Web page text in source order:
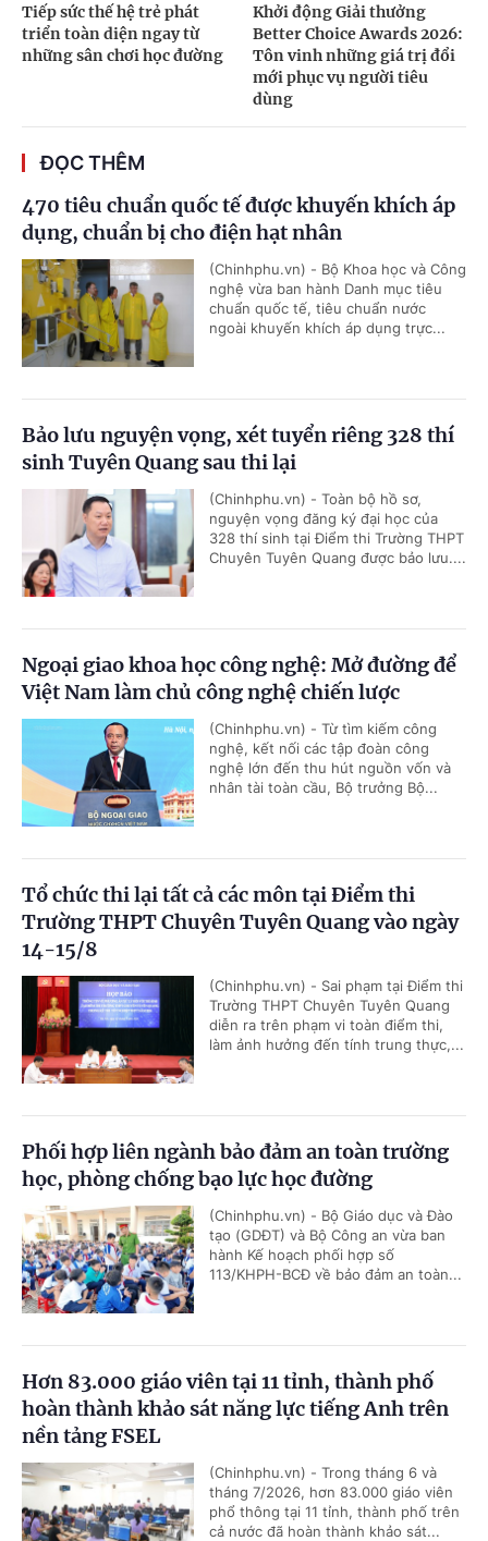
Tiếp sức thế hệ trẻ phát
triển toàn diện ngay từ
những sân chơi học đường
Khởi động Giải thưởng
Better Choice Awards 2026:
Tôn vinh những giá trị đổi
mới phục vụ người tiêu
dùng
ĐỌC THÊM
470 tiêu chuẩn quốc tế được khuyến khích áp
dụng, chuẩn bị cho điện hạt nhân
(Chinhphu.vn) - Bộ Khoa học và Công
nghệ vừa ban hành Danh mục tiêu
chuẩn quốc tế, tiêu chuẩn nước
ngoài khuyến khích áp dụng trực...
Bảo lưu nguyện vọng, xét tuyển riêng 328 thí
sinh Tuyên Quang sau thi lại
(Chinhphu.vn) - Toàn bộ hồ sơ,
nguyện vọng đăng ký đại học của
328 thí sinh tại Điểm thi Trường THPT
Chuyên Tuyên Quang được bảo lưu....
Ngoại giao khoa học công nghệ: Mở đường để
Việt Nam làm chủ công nghệ chiến lược
(Chinhphu.vn) - Từ tìm kiếm công
nghệ, kết nối các tập đoàn công
nghệ lớn đến thu hút nguồn vốn và
nhân tài toàn cầu, Bộ trưởng Bộ...
Tổ chức thi lại tất cả các môn tại Điểm thi
Trường THPT Chuyên Tuyên Quang vào ngày
14-15/8
(Chinhphu.vn) - Sai phạm tại Điểm thi
Trường THPT Chuyên Tuyên Quang
diễn ra trên phạm vi toàn điểm thi,
làm ảnh hưởng đến tính trung thực,...
Phối hợp liên ngành bảo đảm an toàn trường
học, phòng chống bạo lực học đường
(Chinhphu.vn) - Bộ Giáo dục và Đào
tạo (GDĐT) và Bộ Công an vừa ban
hành Kế hoạch phối hợp số
113/KHPH-BCĐ về bảo đảm an toàn...
Hơn 83.000 giáo viên tại 11 tỉnh, thành phố
hoàn thành khảo sát năng lực tiếng Anh trên
nền tảng FSEL
(Chinhphu.vn) - Trong tháng 6 và
tháng 7/2026, hơn 83.000 giáo viên
phổ thông tại 11 tỉnh, thành phố trên
cả nước đã hoàn thành khảo sát...